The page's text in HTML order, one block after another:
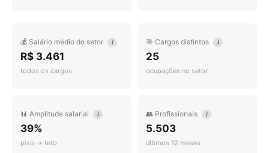
💰 Salário médio do setor i
R$ 3.461
todos os cargos
🎯 Cargos distintos i
25
ocupações no setor
📊 Amplitude salarial i
39%
piso → teto
👥 Profissionais i
5.503
últimos 12 meses